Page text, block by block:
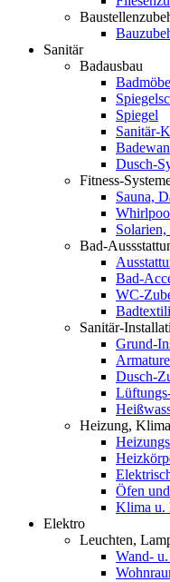
Sanitär
Badausbau
Spiegel
Sanitär-
Dusch-
Fitness-
Sauna,
Solarien,
Bad-
Bad-
WC-
Sanitär-
Grund-
Dusch-
Heizung,
Öfen
Klima u.
Elektro
Leuchten,
Wand-